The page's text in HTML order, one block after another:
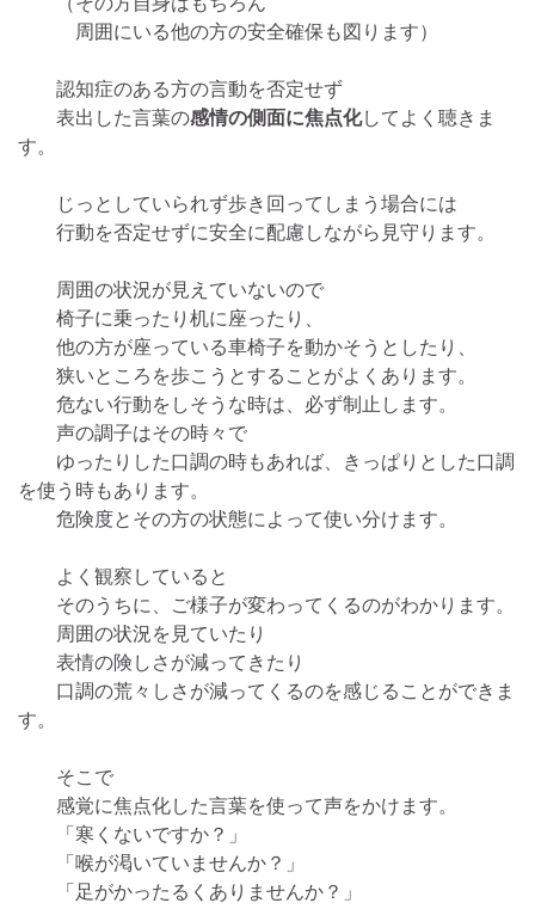
周囲にいる他の方の安全確保も図ります）
認知症のある方の言動を否定せず
表出した言葉の感情の側面に焦点化してよく聴きま
す。
じっとしていられず歩き回ってしまう場合には
行動を否定せずに安全に配慮しながら見守ります。
周囲の状況が見えていないので
椅子に乗ったり机に座ったり、
他の方が座っている車椅子を動かそうとしたり、
狭いところを歩こうとすることがよくあります。
危ない行動をしそうな時は、必ず制止します。
声の調子はその時々で
ゆったりした口調の時もあれば、きっぱりとした口調
を使う時もあります。
危険度とその方の状態によって使い分けます。
よく観察していると
そのうちに、ご様子が変わってくるのがわかります。
周囲の状況を見ていたり
表情の険しさが減ってきたり
口調の荒々しさが減ってくるのを感じることができま
す。
そこで
感覚に焦点化した言葉を使って声をかけます。
「寒くないですか？」
「喉が渇いていませんか？」
「足がかったるくありませんか？」